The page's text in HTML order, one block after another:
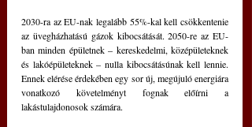
2030-ra az EU-nak legalább 55%-kal kell csökkentenie
az üvegházhatású gázok kibocsátását. 2050-re az EU-
ban minden épületnek – kereskedelmi, középületeknek
és lakóépületeknek – nulla kibocsátásúnak kell lennie.
Ennek elérése érdekében egy sor új, megújuló energiára
vonatkozó követelményt fognak előírni a
lakástulajdonosok számára.